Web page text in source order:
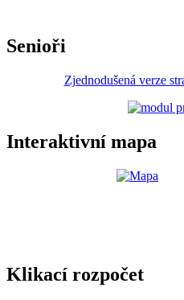
Senioři
Zjednodušená verze
Interaktivní mapa
Klikací rozpočet